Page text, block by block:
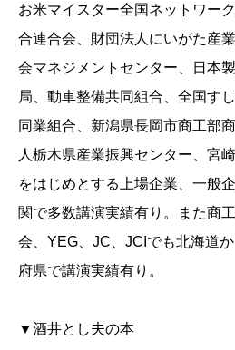
お米マイスター全国ネットワー
合連合会、財団法人にいがた産
会マネジメントセンター、日本
局、動車整備共同組合、全国す
同業組合、新潟県長岡市商工部
人栃木県産業振興センター、宮
をはじめとする上場企業、一般
関で多数講演実績有り。また商
会、YEG、JC、JCIでも北海道
府県で講演実績有り。
▼酒井とし夫の本